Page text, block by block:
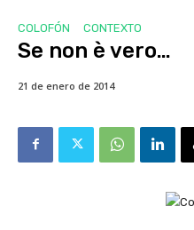
COLOFÓN CONTEXTO
Se non è vero…
21 de enero de 2014